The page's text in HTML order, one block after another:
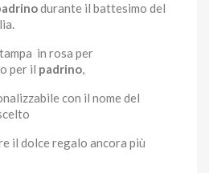
durante il battesimo del
in rosa per
per il padrino,
con il nome del
il dolce regalo ancora più